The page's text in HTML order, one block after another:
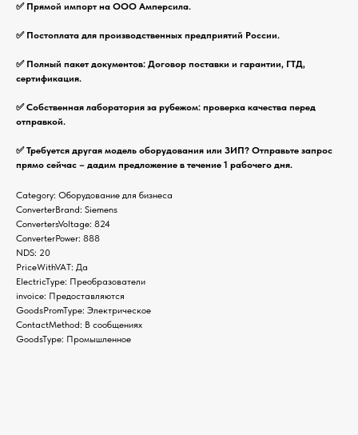
✅ Прямой импорт на ООО Амперсила.
✅ Постоплата для производственных предприятий России.
✅ Полный пакет документов: Договор поставки и гарантии, ГТД,
сертификация.
✅ Собственная лаборатория за рубежом: проверка качества перед
отправкой.
✅ Требуется другая модель оборудования или ЗИП? Отправьте запрос
прямо сейчас – дадим предложение в течение 1 рабочего дня.
Category: Оборудование для бизнеса
ConverterBrand: Siemens
ConvertersVoltage: 824
ConverterPower: 888
NDS: 20
PriceWithVAT: Да
ElectricType: Преобразователи
invoice: Предоставляются
GoodsPromType: Электрическое
ContactMethod: В сообщениях
GoodsType: Промышленное